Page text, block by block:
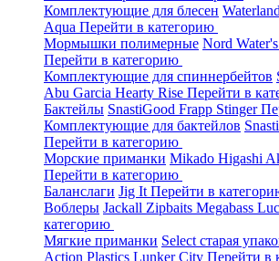
Комплектующие для блесен Waterland
Aqua Перейти в категорию
Мормышки полимерные Nord Water's
Перейти в категорию
Комплектующие для спиннербейтов
Abu Garcia Hearty Rise Перейти в
Бактейлы SnastiGood Frapp Stinger
Комплектующие для бактейлов
Перейти в категорию
Морские приманки Mikado Higashi
Перейти в категорию
Баланслаги Jig It Перейти в
Воблеры Jackall Zipbaits Megabass
категорию
Мягкие приманки Select старая
Action Plastics Lunker City Перейти в